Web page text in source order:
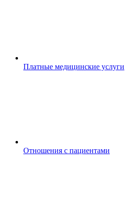
Платные медицинские услуги
Отношения с пациентами